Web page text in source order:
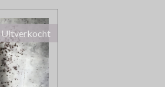
Uitverkocht